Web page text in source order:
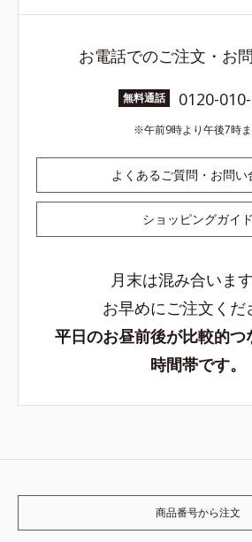
お電話でのご注文・お
無料通話 0120-
午前9時より午後7時
よくあるご質問・お問い
ショッピングガイド
月末は混み合いま
お早めにご注文くだ
平日のお昼前後が比較的つ
時間帯です。
商品番号から注文